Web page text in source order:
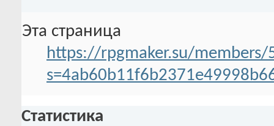
Эта страница
https://rpgmaker.su/members/
Статистика